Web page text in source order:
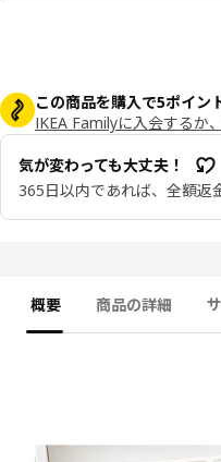
この商品を購入で5ポイン
IKEA Familyに入会するか
気が変わっても大丈夫！
365日以内であれば、全額返
概要 商品の詳細